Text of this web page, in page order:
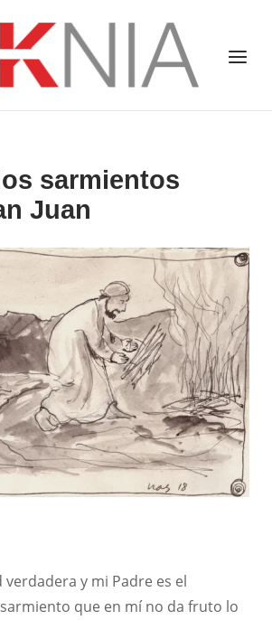
Menú
sarmientos
Juan
verdadera y mi Padre es el
que en mí no da fruto lo